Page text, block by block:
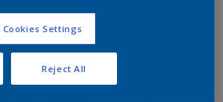
Boodschappenlijst
Cookies Settings
Reject All